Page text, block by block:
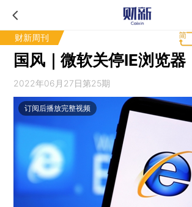
财新周刊
国风｜微软关停IE浏览器
2022年06月27日第25期
订阅后播放完整视频